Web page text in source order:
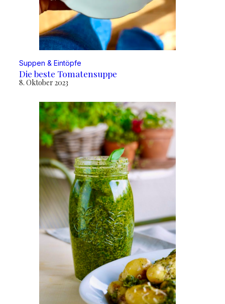
Suppen & Eintöpfe
Die beste Tomatensuppe
8. Oktober 2023